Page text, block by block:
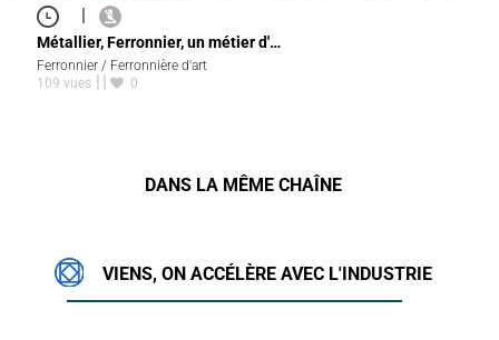
|
Métallier, Ferronnier, un métier d'…
Ferronnier / Ferronnière d'art
109 vues
0
DANS LA MÊME CHAÎNE
VIENS, ON ACCÉLÈRE AVEC L'INDUSTRIE